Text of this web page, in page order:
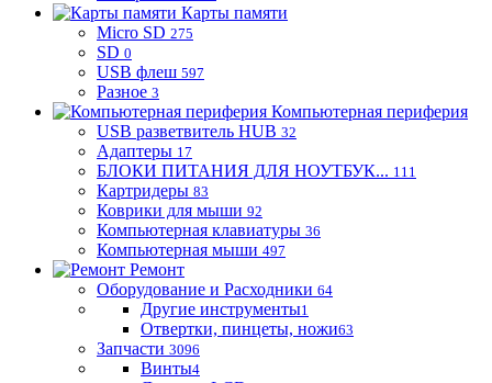
Карты памяти
Micro SD 275
SD 0
USB флеш 597
Разное 3
Компьютерная периферия
USB разветвитель HUB 32
Адаптеры 17
БЛОКИ ПИТАНИЯ ДЛЯ НОУТБУК... 111
Картридеры 83
Коврики для мыши 92
Компьютерная клавиатуры 36
Компьютерная мыши 497
Ремонт
Оборудование и Расходники 64
Другие инструменты1
Отвертки, пинцеты, ножи63
Запчасти 3096
Винты4